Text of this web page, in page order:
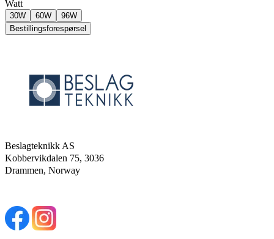
Watt
30W 60W
96W
Bestillingsforespørsel
Beslagteknikk AS
Kobbervikdalen 75, 3036
Drammen, Norway